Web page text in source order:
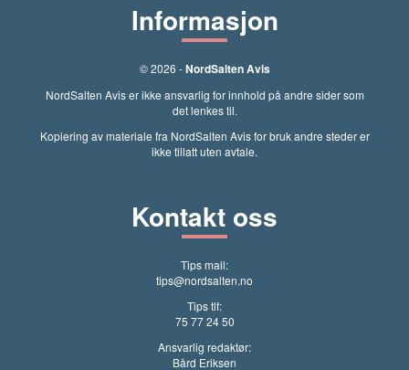
Informasjon
© 2026 -NordSalten Avis
NordSalten Avis er ikke ansvarlig for innhold på andre sider som
det lenkes til.
Kopiering av materiale fra NordSalten Avis for bruk andre steder er
ikke tillatt uten avtale.
Kontakt oss
Tips mail:
tips@nordsalten.no
Tips tlf:
75 77 24 50
Ansvarlig redaktør:
Bård Eriksen